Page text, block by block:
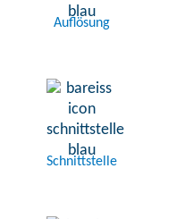
Auflösung
Schnittstelle